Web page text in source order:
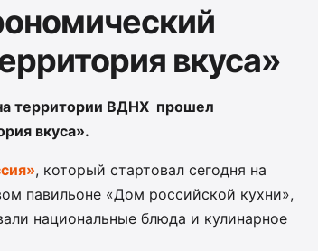
вкуса»
территории ВДНХ прошел
вкуса».
, который стартовал сегодня на
павильоне «Дом российской кухни»,
национальные блюда и кулинарное